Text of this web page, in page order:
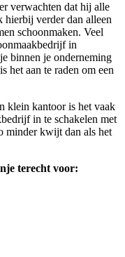
verwachten dat hij alle
hierbij verder dan alleen
schoonmaken. Veel
in
binnen je onderneming
het aan te raden om een
klein kantoor is het vaak
in te schakelen met
minder kwijt dan als het
terecht voor: